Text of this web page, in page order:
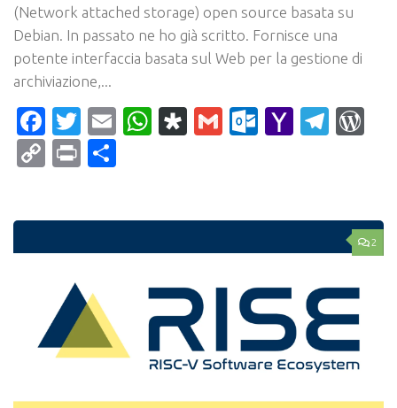
(Network attached storage) open source basata su
Debian. In passato ne ho già scritto. Fornisce una
potente interfaccia basata sul Web per la gestione di
archiviazione,...
Facebook
Twitter
EmailWhatsApp
Diaspora
Gmail Yahoo
CopyPrint
2